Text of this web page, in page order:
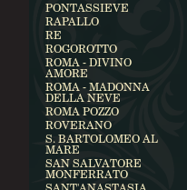
PONTASSIEVE
RAPALLO
RE
ROGOROTTO
ROMA - DIVINO
AMORE
ROMA - MADONNA
DELLA NEVE
ROMA POZZO
ROVERANO
S. BARTOLOMEO AL
MARE
SAN SALVATORE
MONFERRATO